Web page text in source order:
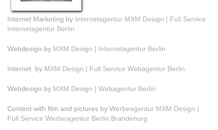
Internet Marketing by Internetagentur MXM Design | Full Service
Internetagentur Berlin
Webdesign by MXM Design | Internetagentur Berlin
Internet by MXM Design | Full Service Webagentur Berlin
Webdesign by MXM Design | Webagentur Berlin
Content with film and pictures by Werbeagentur MXM Design |
Full Service Werbeagentur Berlin Brandenurg